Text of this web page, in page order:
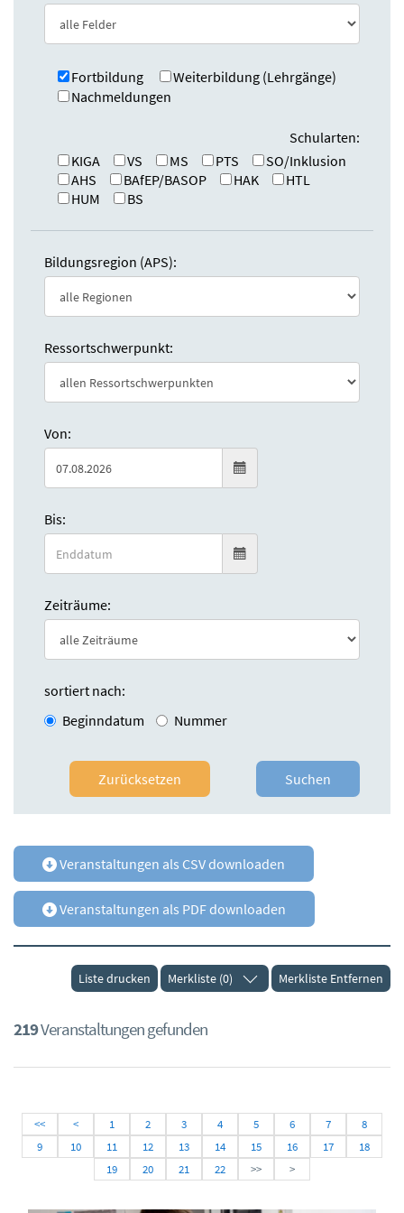
Fortbildung
Weiterbildung (Lehrgänge)
Nachmeldungen
Schularten:
KIGA
VS MS PTS
SO/Inklusion
AHS
BAfEP/BASOP HAK
HTL
HUM
BS
Bildungsregion (APS):
Ressortschwerpunkt:
Von:
Bis:
Zeiträume:
sortiert nach:
Beginndatum
Nummer
Zurücksetzen Suchen
Veranstaltungen als CSV downloaden
Veranstaltungen als PDF downloaden
Liste drucken Merkliste (0) Merkliste Entfernen
219Veranstaltungen gefunden
<< < 1 2 3 4 5 6 7
8
9
10 11 12 13 14 15 16 17
18
19
20 21 22 >> >